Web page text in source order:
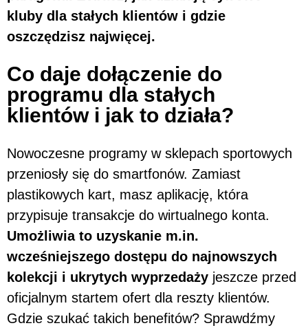
kluby dla stałych klientów i gdzie
oszczędzisz najwięcej.
Co daje dołączenie do
programu dla stałych
klientów i jak to działa?
Nowoczesne programy w sklepach sportowych
przeniosły się do smartfonów. Zamiast
plastikowych kart, masz aplikację, która
przypisuje transakcje do wirtualnego konta.
Umożliwia to uzyskanie m.in.
wcześniejszego dostępu do najnowszych
kolekcji i ukrytych wyprzedaży jeszcze przed
oficjalnym startem ofert dla reszty klientów.
Gdzie szukać takich benefitów? Sprawdźmy